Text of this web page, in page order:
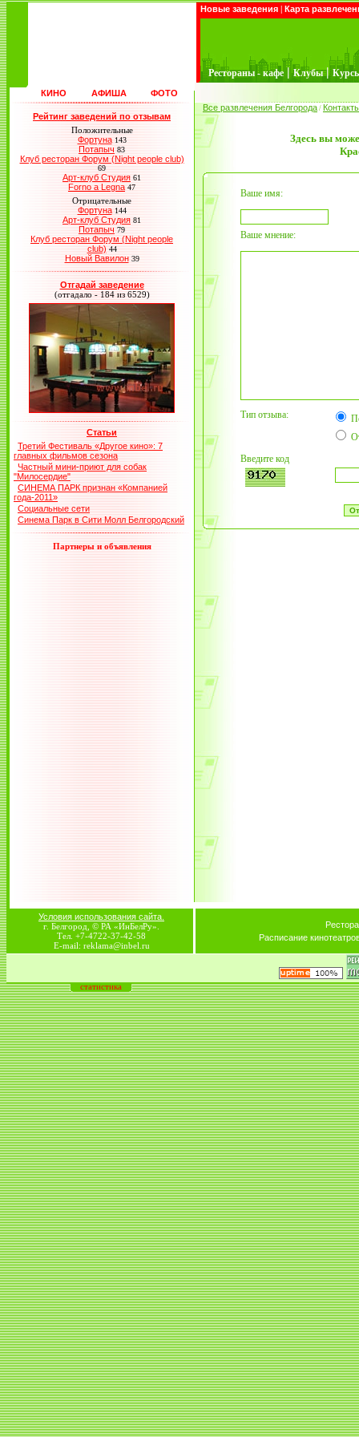
Новые заведения | Карта
Рестораны - кафе | Клубы |
КИНО АФИША ФОТО
Рейтинг заведений по отзывам
Положительные
Фортуна 143
Потапыч 83
Клуб ресторан Форум (Night people club)
69
Арт-клуб Студия 61
Forno a Legna 47
Отрицательные
Фортуна 144
Арт-клуб Студия 81
Потапыч 79
Клуб ресторан Форум (Night people
club) 44
Новый Вавилон 39
Отгадай заведение
(отгадало - 184 из 6529)
Статьи
Третий Фестиваль «Другое кино»: 7
главных фильмов сезона
Частный мини-приют для собак
"Милосердие"
СИНЕМА ПАРК признан «Компанией
года-2011»
Социальные сети
Синема Парк в Сити Молл Белгородский
Партнеры и объявления
Все развлечения Белгорода /
Здесь вы
Ваше имя:
Ваше мнение:
Тип отзыва:
Введите код
Условия использования сайта.
г. Белгород, © РА «ИнБелРу».
Тел. +7-4722-37-42-58
E-mail: reklama@inbel.ru
Расписание
статистика